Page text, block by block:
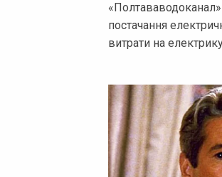
постачання
витрати на